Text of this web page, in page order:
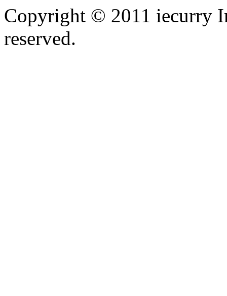
Copyright © 2011 iecurry
reserved.